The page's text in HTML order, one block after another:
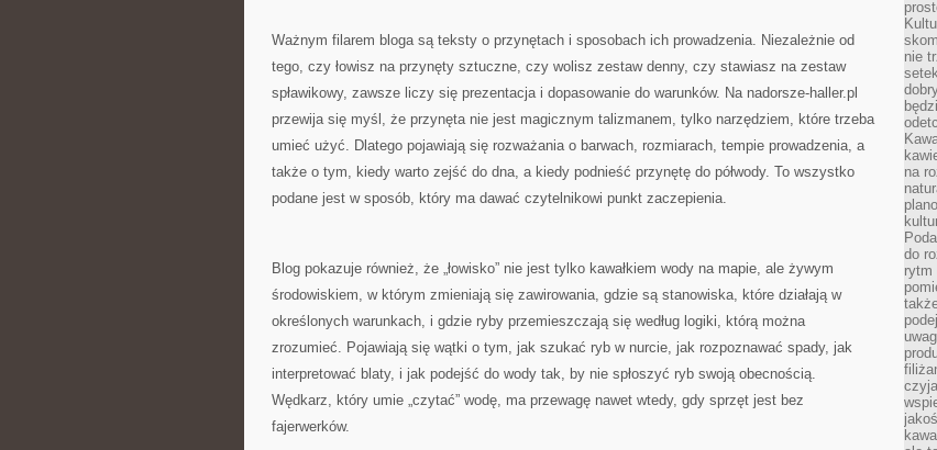
Ważnym filarem bloga są teksty o przynętach i sposobach ich prowadzenia. Niezależnie od
tego, czy łowisz na przynęty sztuczne, czy wolisz zestaw denny, czy stawiasz na zestaw
spławikowy, zawsze liczy się prezentacja i dopasowanie do warunków. Na nadorsze-haller.pl
przewija się myśl, że przynęta nie jest magicznym talizmanem, tylko narzędziem, które trzeba
umieć użyć. Dlatego pojawiają się rozważania o barwach, rozmiarach, tempie prowadzenia, a
także o tym, kiedy warto zejść do dna, a kiedy podnieść przynętę do półwody. To wszystko
podane jest w sposób, który ma dawać czytelnikowi punkt zaczepienia.
Blog pokazuje również, że „łowisko” nie jest tylko kawałkiem wody na mapie, ale żywym
środowiskiem, w którym zmieniają się zawirowania, gdzie są stanowiska, które działają w
określonych warunkach, i gdzie ryby przemieszczają się według logiki, którą można
zrozumieć. Pojawiają się wątki o tym, jak szukać ryb w nurcie, jak rozpoznawać spady, jak
interpretować blaty, i jak podejść do wody tak, by nie spłoszyć ryb swoją obecnością.
Wędkarz, który umie „czytać” wodę, ma przewagę nawet wtedy, gdy sprzęt jest bez
fajerwerków.
nie
na
do
rytm